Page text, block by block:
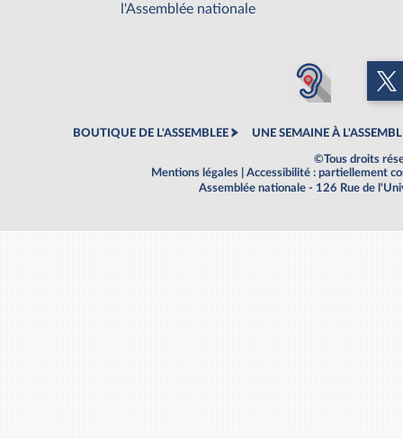
l'Assemblée nationale
BOUTIQUE DE L'ASSEMBLEE UNE SEMAINE À
©Tous droits
Mentions légales
Accessibilité : partiellement
Assemblée nationale - 126 Rue de